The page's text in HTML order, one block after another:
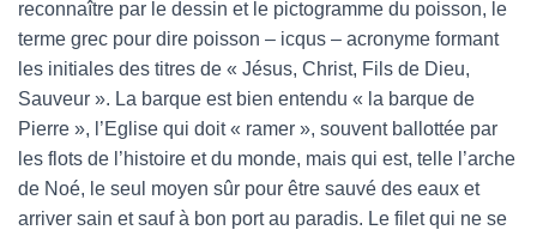
reconnaître par le dessin et le pictogramme du poisson, le
terme grec pour dire poisson – icqus – acronyme formant
les initiales des titres de « Jésus, Christ, Fils de Dieu,
Sauveur ». La barque est bien entendu « la barque de
Pierre », l’Eglise qui doit « ramer », souvent ballottée par
les flots de l’histoire et du monde, mais qui est, telle l’arche
de Noé, le seul moyen sûr pour être sauvé des eaux et
arriver sain et sauf à bon port au paradis. Le filet qui ne se